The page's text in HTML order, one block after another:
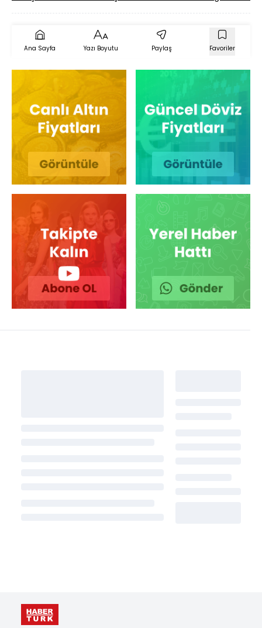
Ana Sayfa Yazı Boyutu Paylaş Favoriler